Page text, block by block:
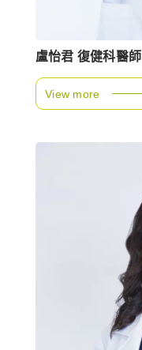
盧怡君 復健科醫師
View more